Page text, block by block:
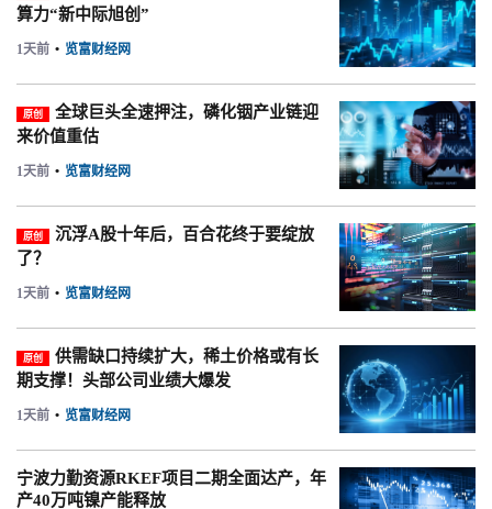
算力“新中际旭创”
1天前 • 览富财经网
原创
全球巨头全速押注，磷化铟产业链迎
来价值重估
1天前 • 览富财经网
原创
沉浮A股十年后，百合花终于要绽放
了？
1天前 • 览富财经网
原创
供需缺口持续扩大，稀土价格或有长
期支撑！头部公司业绩大爆发
1天前 • 览富财经网
宁波力勤资源RKEF项目二期全面达产，年
产40万吨镍产能释放